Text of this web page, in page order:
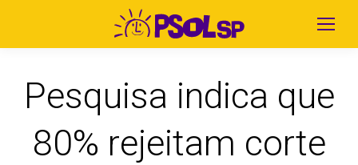
Pesquisa indica que
80% rejeitam corte